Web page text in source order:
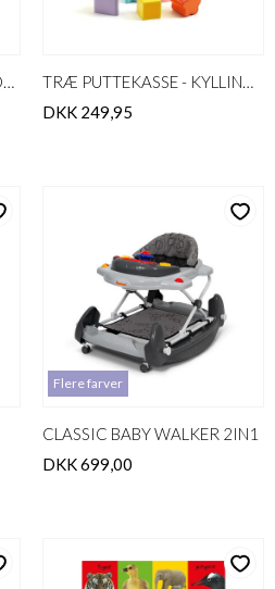
SKURKE MOD HELTE TATTOOS
TRÆ PUTTEKASSE - KYLLINGEN BOITATOU
DKK 249,95
Flere farver
CLASSIC BABY WALKER 2IN1
DKK 699,00